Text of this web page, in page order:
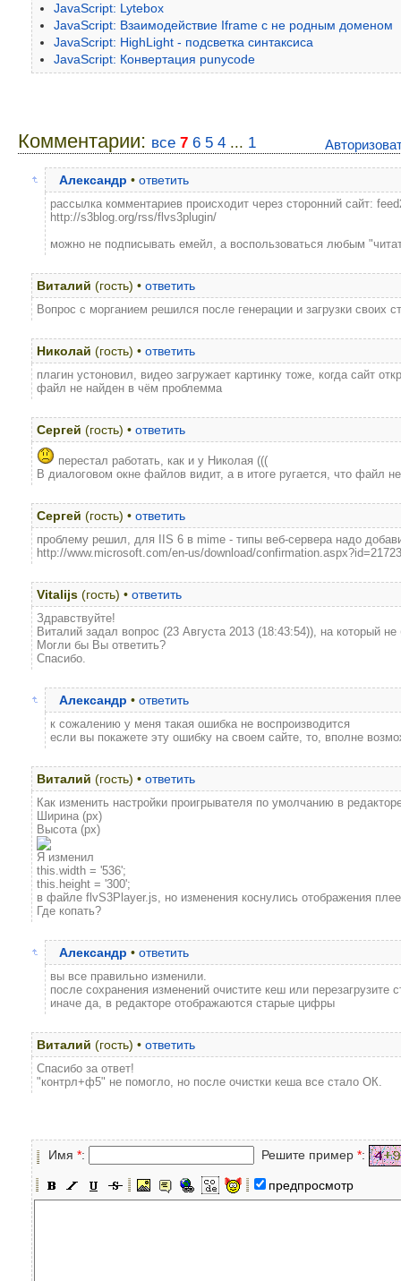
JavaScript: Lytebox
JavaScript: Взаимодействие Iframe с не родным доменом
JavaScript: HighLight - подсветка синтаксиса
JavaScript: Конвертация punycode
Комментарии: все 7 6 5 4 ... 1
Александр • ответить
рассылка комментариев происходит через сторонний сайт:
http://s3blog.org/rss/flvs3plugin/
можно не подписывать емейл, а воспользоваться любым
Виталий (гость) • ответить
Вопрос с морганием решился после генерации и загрузки своих
Николай (гость) • ответить
плагин устоновил, видео загружает картинку тоже, когда сайт
файл не найден в чём проблемма
Сергей (гость) • ответить
перестал работать, как и у Николая (((
В диалоговом окне файлов видит, а в итоге ругается, что файл
Сергей (гость) • ответить
проблему решил, для IIS 6 в mime - типы веб-сервера надо
http://www.microsoft.com/en-us/download/confirmation.aspx?id=21723
Vitalijs (гость) • ответить
Здравствуйте!
Виталий задал вопрос (23 Августа 2013 (18:43:54)), на который
Могли бы Вы ответить?
Спасибо.
Александр • ответить
к сожалению у меня такая ошибка не воспроизводится
если вы покажете эту ошибку на своем сайте, то, вполне
Виталий (гость) • ответить
Как изменить настройки проигрывателя по умолчанию в
Ширина (px)
Высота (px)
Я изменил
this.width = '536';
this.height = '300';
в файле flvS3Player.js, но изменения коснулись отображения
Где копать?
Александр • ответить
вы все правильно изменили.
после сохранения изменений очистите кеш или перезагрузите
иначе да, в редакторе отображаются старые цифры
Виталий (гость) • ответить
Спасибо за ответ!
"контрл+ф5" не помогло, но после очистки кеша все стало ОК.
Имя *: Решите пример *:
предпросмотр